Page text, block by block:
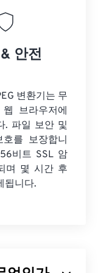
안전
변환기는 무
브라우저에
. 파일 보안 및
를 보장합니
비트 SSL 암
며 몇 시간 후
됩니다.